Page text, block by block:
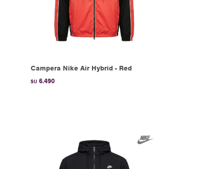
Campera Nike Air Hybrid - Red
$U 6.490